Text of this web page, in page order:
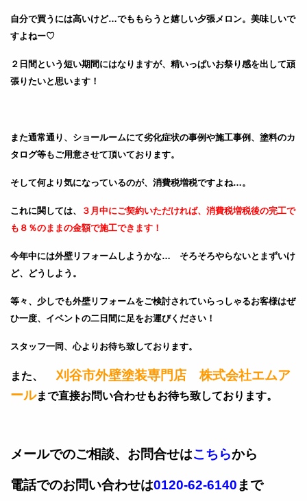
自分で買うには高いけど…でももらうと嬉しい夕張メロン。美味しいで
すよねー♡
２日間という短い期間にはなりますが、精いっぱいお祭り感を出して頑
張りたいと思います！
また通常通り、ショールームにて劣化症状の事例や施工事例、塗料のカ
タログ等もご用意させて頂いております。
そして何より気になっているのが、消費税増税ですよね…。
これに関しては、
３月中にご契約いただければ、消費税増税後の完工で
も８％のままの金額で施工できます！
今年中には外壁リフォームしようかな… そろそろやらないとまずいけ
ど、どうしよう。
等々、少しでも外壁リフォームをご検討されていらっしゃるお客様はぜ
ひ一度、イベントの二日間に足をお運びください！
スタッフ一同、心よりお待ち致しております。
また、
刈谷市外壁塗装専門店 株式会社エムア
ールまで直接お問い合わせもお待ち致しております。
メールでのご相談、お問合せはこちらから
電話でのお問い合わせは0120-62-6140まで